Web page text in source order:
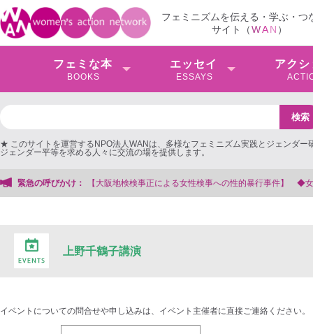
フェミニズムを伝える・学ぶ・つ
サイト（WAN ）
フェミな本
BOOKS
エッセイ
ESSAYS
アクシ
★ このサイトを運営するNPO法人WANは、多様なフェミニズム実践とジェンダー
ジェンダー平等を求める人々に交流の場を提供します。
緊急の呼びかけ：
大阪地検検事正による女性検事への性的暴行事件】 ◆女性検事を支援する会事
上野千鶴子講演
イベントについての問合せや申し込みは、イベント主催者に直接ご連絡ください。